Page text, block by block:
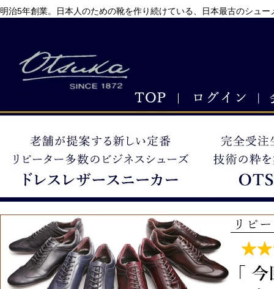
明治5年創業。日本人のための靴を作り続けている、日本最古のシュ